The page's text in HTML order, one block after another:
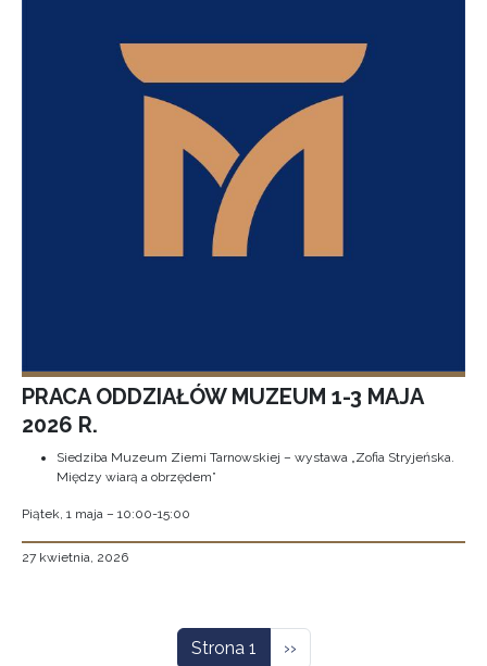
PRACA ODDZIAŁÓW MUZEUM 1-3 MAJA
2026 R.
Siedziba Muzeum Ziemi Tarnowskiej – wystawa „Zofia Stryjeńska.
Między wiarą a obrzędem”
Piątek, 1 maja – 10:00-15:00
27 kwietnia, 2026
Strona 1 Następna strona
››